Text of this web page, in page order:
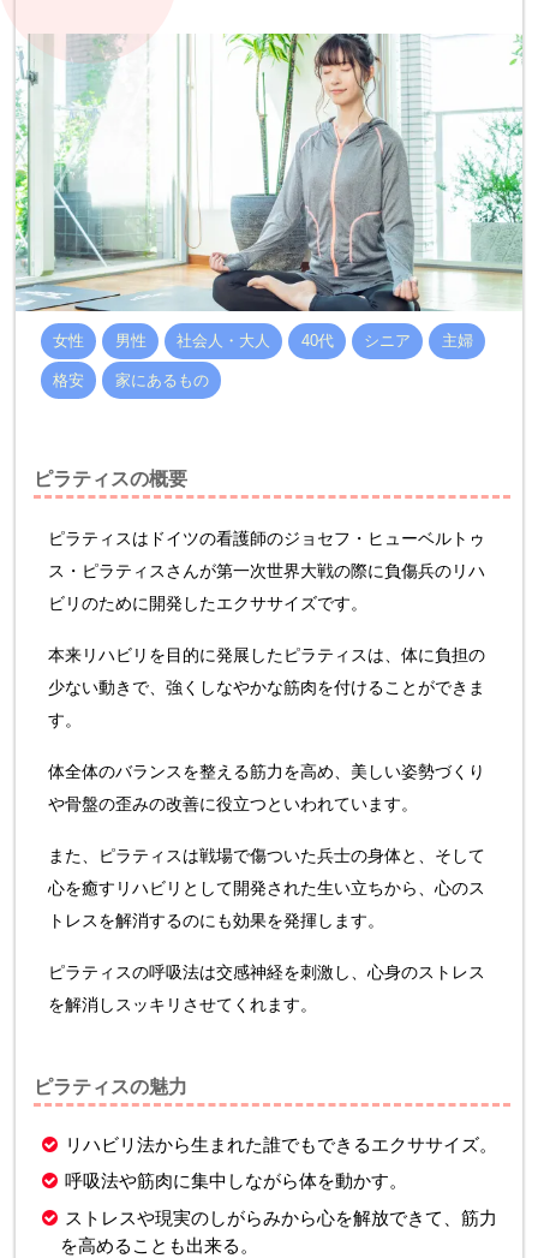
女性 男性 社会人・大人 40代 シニア 主婦
格安 家にあるもの
ピラティスの概要
ピラティスはドイツの看護師のジョセフ・ヒューベルトゥ
ス・ピラティスさんが第一次世界大戦の際に負傷兵のリハ
ビリのために開発したエクササイズです。
本来リハビリを目的に発展したピラティスは、体に負担の
少ない動きで、強くしなやかな筋肉を付けることができま
す。
体全体のバランスを整える筋力を高め、美しい姿勢づくり
や骨盤の歪みの改善に役立つといわれています。
また、ピラティスは戦場で傷ついた兵士の身体と、そして
心を癒すリハビリとして開発された生い立ちから、心のス
トレスを解消するのにも効果を発揮します。
ピラティスの呼吸法は交感神経を刺激し、心身のストレス
を解消しスッキリさせてくれます。
ピラティスの魅力
リハビリ法から生まれた誰でもできるエクササイズ。
呼吸法や筋肉に集中しながら体を動かす。
ストレスや現実のしがらみから心を解放できて、筋力
を高めることも出来る。